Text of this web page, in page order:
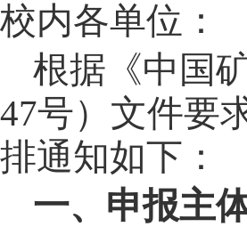
校内各单位：
根据 《中国
47号）文件要
排通知如下：
一、申报主